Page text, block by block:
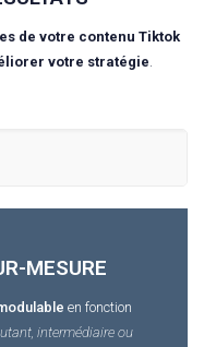
de votre contenu Tiktok
votre stratégie
MESURE
en fonction
intermédiaire ou